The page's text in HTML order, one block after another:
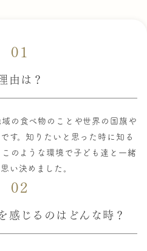
01
由は？
の食べ物のことや世界の国旗や
す。知りたいと思った時に知る
のような環境で子ども達と一緒
い決めました。
02
感じるのはどんな時？